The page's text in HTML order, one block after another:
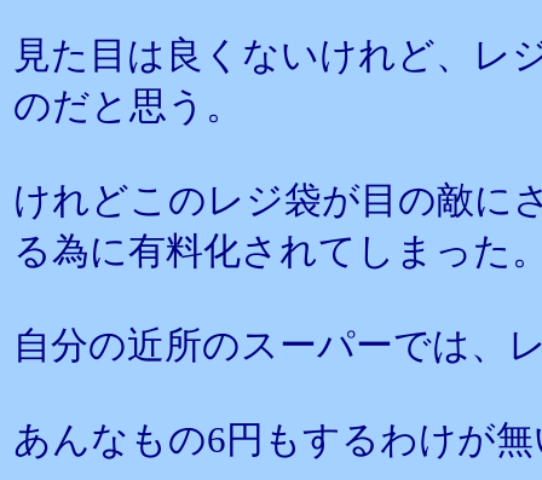
見た目は良くないけれど、レ
のだと思う。
けれどこのレジ袋が目の敵に
る為に有料化されてしまった
自分の近所のスーパーでは、
あんなもの6円もするわけが